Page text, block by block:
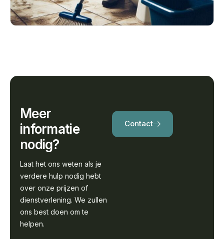
Meer
informatie
nodig?
Laat het ons weten als je
verdere hulp nodig hebt
over onze prijzen of
dienstverlening. We zullen
ons best doen om te
helpen.
Contact